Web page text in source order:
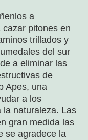
a
pitones en
trillados y
del sur
a eliminar las
de
Apes, una
a los
la naturaleza. Las
gran medida las
se agradece la